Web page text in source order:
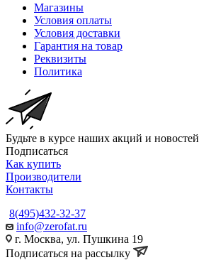
Магазины
Условия оплаты
Условия доставки
Гарантия на товар
Реквизиты
Политика
Будьте в курсе наших акций и новостей
Подписаться
Как купить
Производители
Контакты
8(495)432-32-37
info@zerofat.ru
г. Москва, ул. Пушкина 19
Подписаться на рассылку